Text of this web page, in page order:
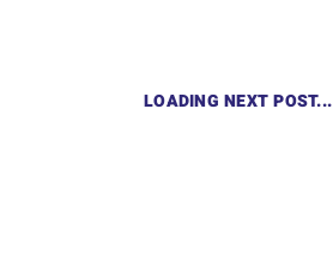
LOADING NEXT POST...